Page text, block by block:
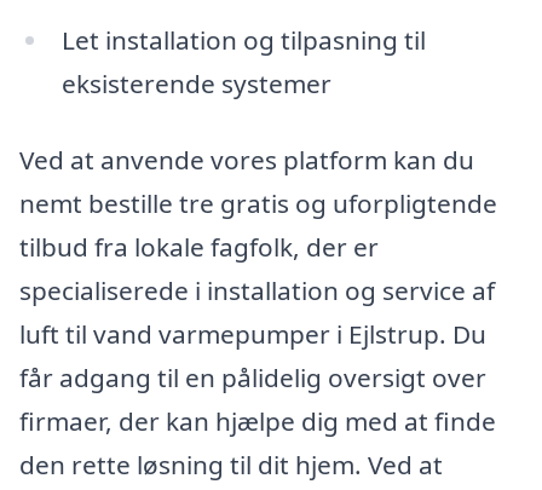
Let installation og tilpasning til
eksisterende systemer
Ved at anvende vores platform kan du
nemt bestille tre gratis og uforpligtende
tilbud fra lokale fagfolk, der er
specialiserede i installation og service af
luft til vand varmepumper i Ejlstrup. Du
får adgang til en pålidelig oversigt over
firmaer, der kan hjælpe dig med at finde
den rette løsning til dit hjem. Ved at